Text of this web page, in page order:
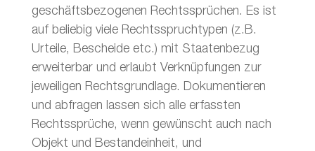
geschäftsbezogenen Rechtssprüchen. Es ist
auf beliebig viele Rechtsspruchtypen (z.B.
Urteile, Bescheide etc.) mit Staatenbezug
erweiterbar und erlaubt Verknüpfungen zur
jeweiligen Rechtsgrundlage. Dokumentieren
und abfragen lassen sich alle erfassten
Rechtssprüche, wenn gewünscht auch nach
Objekt und Bestandeinheit, und